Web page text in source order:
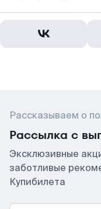
Рассказываем о
Рассылка с
Эксклюзивные
заботливые
Купибилета